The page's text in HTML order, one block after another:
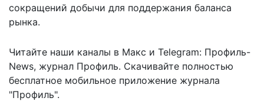
сокращений добычи для поддержания баланса
рынка.
Читайте наши каналы в Макс и Telegram: Профиль-
News, журнал Профиль. Скачивайте полностью
бесплатное мобильное приложение журнала
"Профиль".